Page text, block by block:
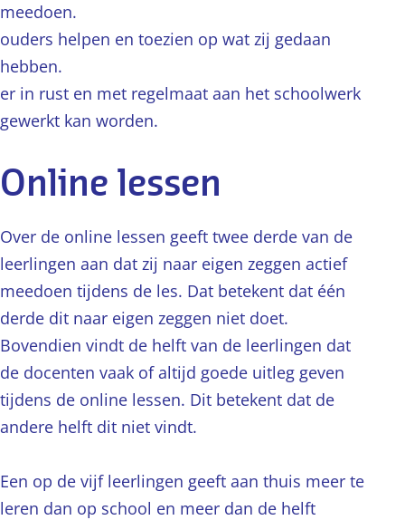
meedoen.
ouders helpen en toezien op wat zij gedaan
hebben.
er in rust en met regelmaat aan het schoolwerk
gewerkt kan worden.
Online lessen
Over de online lessen geeft twee derde van de
leerlingen aan dat zij naar eigen zeggen actief
meedoen tijdens de les. Dat betekent dat één
derde dit naar eigen zeggen niet doet.
Bovendien vindt de helft van de leerlingen dat
de docenten vaak of altijd goede uitleg geven
tijdens de online lessen. Dit betekent dat de
andere helft dit niet vindt.
Een op de vijf leerlingen geeft aan thuis meer te
leren dan op school en meer dan de helft